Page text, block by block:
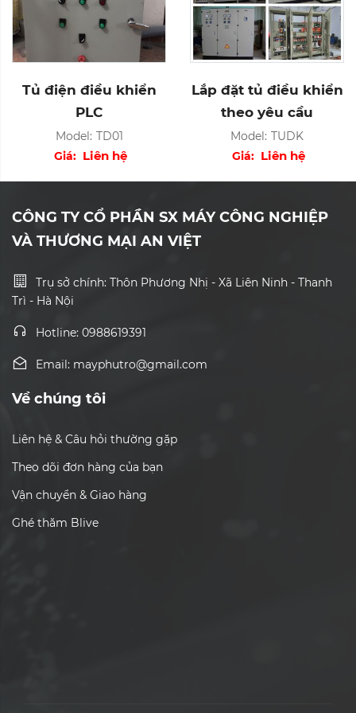
Tủ điện điều khiển
PLC
Model: TD01
Giá: Liên hệ
Lắp đặt tủ điều khiển
theo yêu cầu
Model: TUDK
Giá: Liên hệ
CÔNG TY CỔ PHẦN SX MÁY CÔNG NGHIỆP
VÀ THƯƠNG MẠI AN VIỆT
Trụ sở chính: Thôn Phương Nhị - Xã Liên Ninh - Thanh
Trì - Hà Nội
Hotline: 0988619391
Email: mayphutro@gmail.com
Về chúng tôi
Liên hệ & Câu hỏi thường gặp
Theo dõi đơn hàng của bạn
Vận chuyển & Giao hàng
Ghé thăm Blive